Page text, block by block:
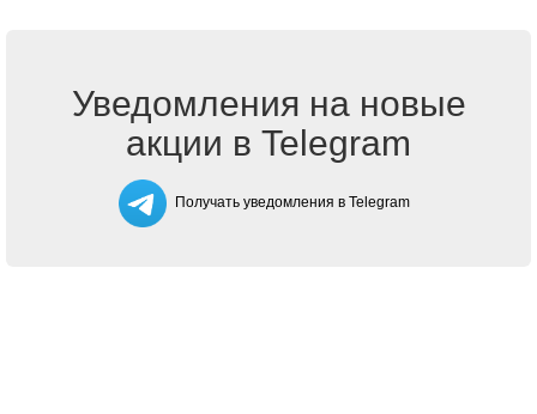
Уведомления на новые
акции в Telegram
Получать уведомления в Telegram